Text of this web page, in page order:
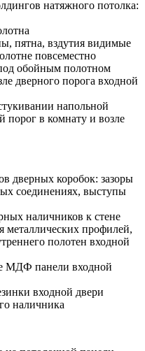
натяжного потолка:
пятна, вздутия видимые
повсеместно
обойным полотном
дверного порога входной
напольной
порог в комнату и возле
дверных коробок: зазоры
соединениях, выступы
наличников к стене
металлических профилей,
полотен входной
МДФ панели входной
входной двери
наличника